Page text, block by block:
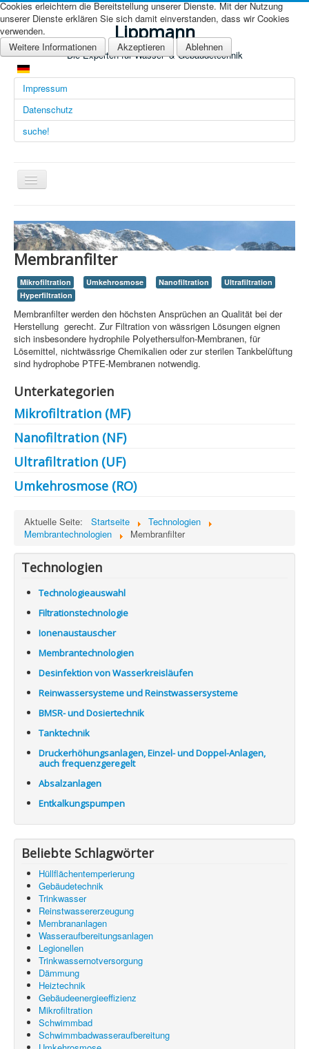
Lippmann
Die Experten für Wasser- & Gebäudetechnik
Impressum
Datenschutz
suche!
Navigation
an/aus
Startseite (Übersicht)
Arbeitsgebiete
Technologien
Information
Produkte & Services
Membranfilter
Mikrofiltration Umkehrosmose Nanofiltration
Ultrafiltration
Hyperfiltration
Membranfilter werden den höchsten Ansprüchen an Qualität bei der
Herstellung gerecht. Zur Filtration von wässrigen Lösungen eignen
sich insbesondere hydrophile Polyethersulfon-Membranen, für
Lösemittel, nichtwässrige Chemikalien oder zur sterilen Tankbelüftung
sind hydrophobe PTFE-Membranen notwendig.
Unterkategorien
Mikrofiltration (MF)
Nanofiltration (NF)
Ultrafiltration (UF)
Umkehrosmose (RO)
Aktuelle Seite: Startseite
Technologien
Membrantechnologien
Membranfilter
Technologien
Technologieauswahl
Filtrationstechnologie
Ionenaustauscher
Membrantechnologien
Desinfektion von Wasserkreisläufen
Reinwassersysteme und Reinstwassersysteme
BMSR- und Dosiertechnik
Tanktechnik
Druckerhöhungsanlagen, Einzel- und Doppel-Anlagen,
auch frequenzgeregelt
Absalzanlagen
Entkalkungspumpen
Beliebte Schlagwörter
Hüllflächentemperierung
Gebäudetechnik
Trinkwasser
Reinstwassererzeugung
Membrananlagen
Wasseraufbereitungsanlagen
Legionellen
Trinkwassernotversorgung
Dämmung
Heiztechnik
Gebäudeenergieeffizienz
Mikrofiltration
Schwimmbad
Schwimmbadwasseraufbereitung
Cookies erleichtern die Bereitstellung unserer Dienste. Mit der Nutzung
unserer Dienste erklären Sie sich damit einverstanden, dass wir Cookies
verwenden.
Weitere Informationen
Akzeptieren Ablehnen